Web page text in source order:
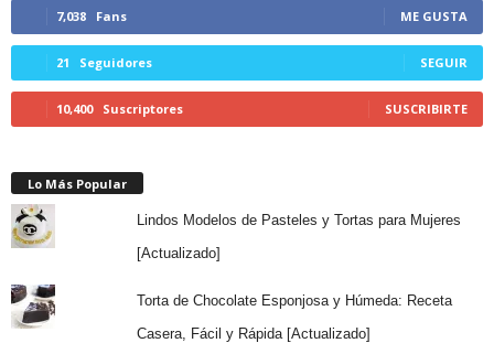
7,038 Fans ME GUSTA
21 Seguidores SEGUIR
10,400 Suscriptores SUSCRIBIRTE
Lo Más Popular
Lindos Modelos de Pasteles y Tortas para Mujeres
[Actualizado]
Torta de Chocolate Esponjosa y Húmeda: Receta
Casera, Fácil y Rápida [Actualizado]